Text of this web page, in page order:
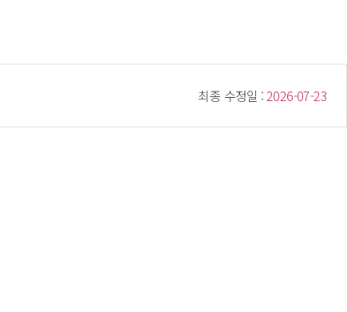
최종 수정일 : 2026-07-23